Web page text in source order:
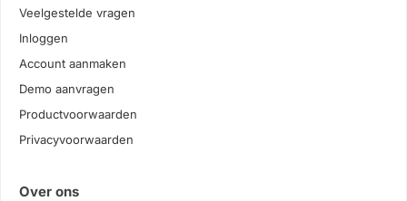
Veelgestelde vragen
Inloggen
Account aanmaken
Demo aanvragen
Productvoorwaarden
Privacyvoorwaarden
Over ons